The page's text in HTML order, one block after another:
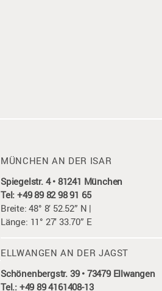
MÜNCHEN AN DER ISAR
Spiegelstr. 4 • 81241 München
Tel: +49 89 82 98 91 65
Breite: 48° 8′ 52.52” N |
Länge: 11° 27′ 33.70” E
ELLWANGEN AN DER JAGST
Schönenbergstr. 39 • 73479 Ellwangen
Tel.: +49 89 4161408-13